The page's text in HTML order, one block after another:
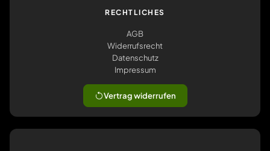
RECHTLICHES
AGB
Widerrufsrecht
Datenschutz
Impressum
Vertrag widerrufen